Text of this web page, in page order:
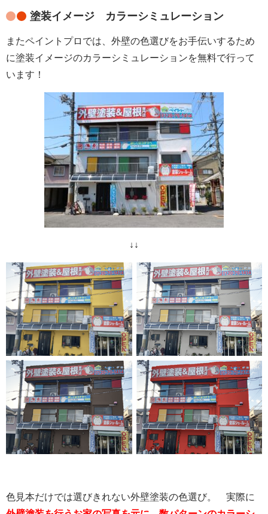
塗装イメージ カラーシミュレーション
またペイントプロでは、外壁の色選びをお手伝いするため
に塗装イメージのカラーシミュレーションを無料で行って
います！
↓↓
色見本だけでは選びきれない外壁塗装の色選び。 実際に